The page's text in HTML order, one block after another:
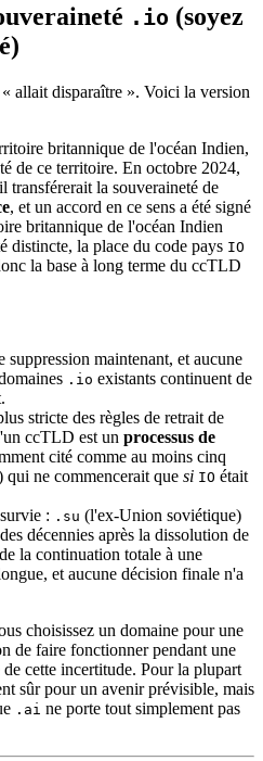
.io (soyez
« allait disparaître ». Voici la version
britannique de l'océan Indien,
de ce territoire. En octobre 2024,
la souveraineté de
, et un accord en ce sens a été signé
britannique de l'océan Indien
distincte, la place du code pays IO
la base à long terme du ccTLD
suppression maintenant, et aucune
.io existants continuent de
stricte des règles de retrait de
ccTLD est un processus de
cité comme au moins cinq
qui ne commencerait que si IO était
: .su (l'ex-Union soviétique)
des décennies après la dissolution de
la continuation totale à une
et aucune décision finale n'a
choisissez un domaine pour une
de faire fonctionner pendant une
cette incertitude. Pour la plupart
sûr pour un avenir prévisible, mais
.ai ne porte tout simplement pas